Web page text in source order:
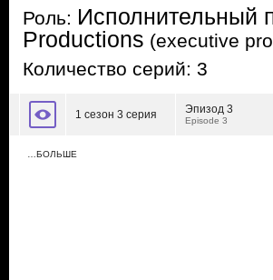
Роль: Исполнительный
Productions (executive
Количество серий: 3
1 сезон 3 серия Эпизод 3
Episode 3
…БОЛЬШЕ